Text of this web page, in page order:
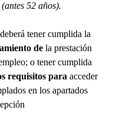
(antes 52 años).
tener cumplida la
de la prestación
o tener cumplida
requisitos para acceder
en los apartados